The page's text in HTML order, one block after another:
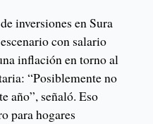
inversiones en Sura
con salario
inflación en torno al
“Posiblemente no
año”, señaló. Eso
para hogares